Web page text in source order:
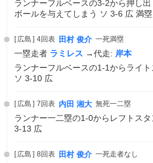
ランナーフルベースの3-2から押し出
ボールを与えてしまう ソ 3-6 広 満塁
広島 4回表 田村 俊介 一死満塁
一塁走者 ラミレス →代走: 岸本
ランナーフルベースの1-1からライ
ソ 3-10 広
広島 7回表 内田 湘大 無死一二塁
ランナー一二塁の1-0からレフトス
3-13 広
広島 8回表 田村 俊介 一死走者なし